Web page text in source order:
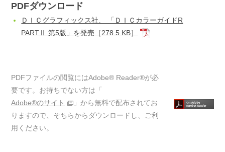
PDFダウンロード
ＤＩＣグラフィックス社、 「ＤＩＣカラーガイドR
PARTⅡ 第5版」を発売 ［278.5 KB］
PDFファイルの閲覧にはAdobe® Reader®が必
要です。お持ちでない方は「
Adobe®のサイト
」から無料で配布されてお
りますので、そちらからダウンロードし、ご利
用ください。